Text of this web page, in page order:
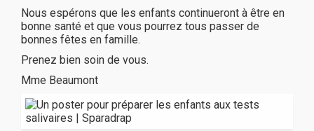
Nous espérons que les enfants continueront à être en
bonne santé et que vous pourrez tous passer de
bonnes fêtes en famille.
Prenez bien soin de vous.
Mme Beaumont